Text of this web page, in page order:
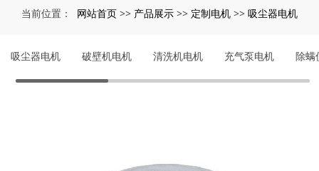
当前位置： 网站首页 >> 产品展示 >> 定制电机 >> 吸尘器电机
吸尘器电机 破壁机电机 清洗机电机 充气泵电机 除螨